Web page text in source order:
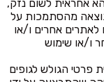
אחראית לשום נזק,
מהסתמכות על
לאתרים אחרים ו/או
ו/או שימוש
הגולש לגופים